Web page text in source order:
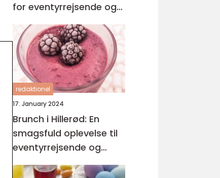
for eventyrrejsende og
backpackere
redaktionel
17. January 2024
Brunch i Hillerød: En
smagsfuld oplevelse til
eventyrrejsende og
backpackere